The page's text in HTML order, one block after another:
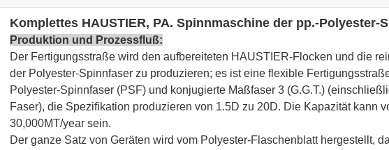
Komplettes HAUSTIER, PA. Spinnmaschine der pp.-Polyester-
Produktion und Prozessfluß:
Der Fertigungsstraße wird den aufbereiteten HAUSTIER-Flocken und die
der Polyester-Spinnfaser zu produzieren; es ist eine flexible
Polyester-Spinnfaser (PSF) und konjugierte Maßfaser 3 (G.G.T.)
Faser), die Spezifikation produzieren von 1.5D zu 20D. Die Kapazität kann
30,000MT/year sein.
Der ganze Satz von Geräten wird vom Polyester-Flaschenblatt hergestellt,